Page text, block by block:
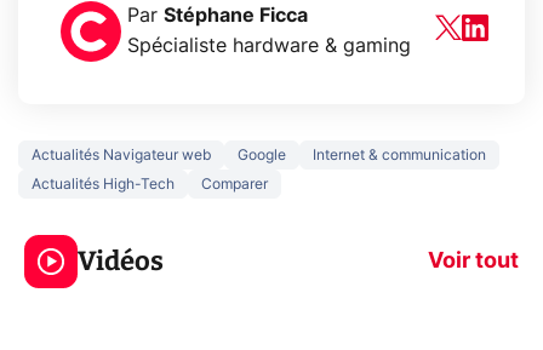
Par Stéphane Ficca
Spécialiste hardware & gaming
Actualités Navigateur web Google
Internet & communication
Actualités High-Tech
Comparer
Vidéos Voir tout
3 écrans en 1 pour
319€ ? Voici L'AOC
CQ32G4ZA !
prochaine